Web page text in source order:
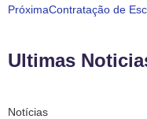
PróximaContratação de
Ultimas
Notícias